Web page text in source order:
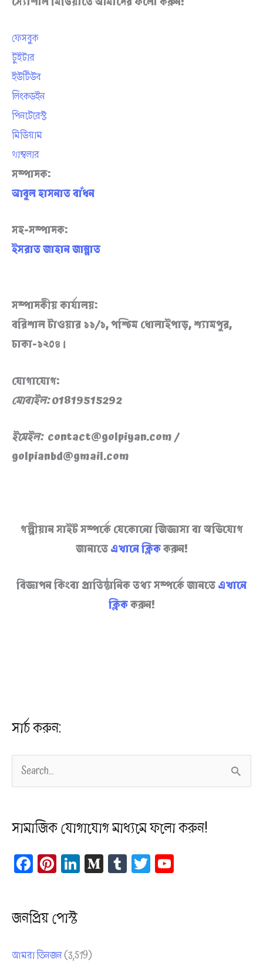
ফেসবুক
টুইটার
ইউটিউব
লিংকডইন
পিনটেরেস্ট
মিডিয়াম
থাম্বলার
সম্পাদক:
আবুলহাসনাতবাঁধন
সহ-সম্পাদক:
ইসরাতজাহানজান্নাত
সম্পাদকীয় কার্যালয়:
বরিশাল টাওয়ার ১১/১, পশ্চিম ধোলাইপাড়, শ্যামপুর,
ঢাকা-১২০৪।
যোগাযোগ:
মোবাইল:01819515292
ইমেইল: contact@golpiyan.com /
golpianbd@gmail.com
গল্পীয়ান সাইট সম্পর্কে যেকোনো জিজ্ঞাসা বা অভিযোগ
জানাতেএখানে ক্লিককরুন!
বিজ্ঞাপন কিংবা প্রাতিষ্ঠানিক তথ্য সম্পর্কে জানতেএখানে
ক্লিককরুন!
সার্চ করুন:
e
r
h
o
:
সামাজিক যোগাযোগ মাধ্যমে ফলো করুন!
Fa
ce
bo
ok
Pi
nt
er
es
Li
nk
M
ed
Tu
m
T
wi
জনপ্রিয় পোস্ট
আমরা তিনজন(3,519)